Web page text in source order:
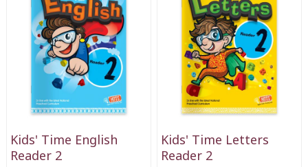
Kids' Time English
Reader 2
Kids' Time Letters
Reader 2